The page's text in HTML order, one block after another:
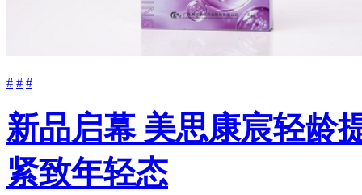
# # #
新品启幕 美思康宸轻龄
紧致年轻态